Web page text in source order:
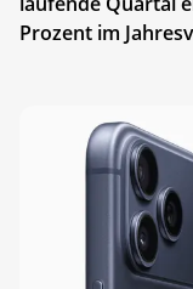
Prozent im